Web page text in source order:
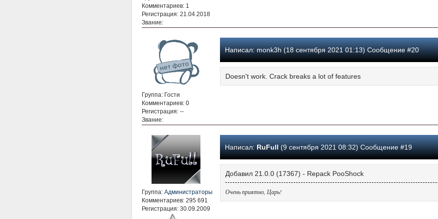
Комментариев: 1
Регистрация: 21.04.2018
Звание:
Группа: Гости
Комментариев: 0
Регистрация: --
Звание:
Написал:monk3h (18 сентября 2021 01:13) Сообщение #20
Doesn't work. Crack breaks a lot of features
Группа: Администраторы
Комментариев: 295 691
Регистрация: 30.09.2009
Написал: RuFull(9 сентября 2021 08:32) Сообщение #19
Добавил 21.0.0 (17367) - Repack PooShock
Очень приятно, Царь!